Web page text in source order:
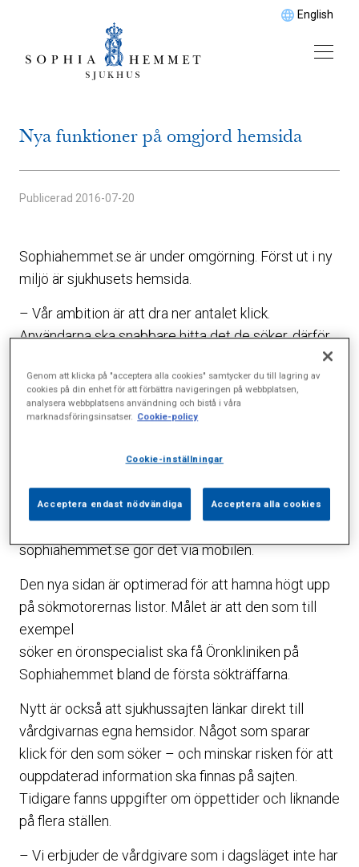
English
Nya funktioner på omgjord hemsida
Publicerad 2016-07-20
Sophiahemmet.se är under omgörning. Först ut i ny
miljö är sjukhusets hemsida.
– Vår ambition är att dra ner antalet klick.
Användarna ska snabbare hitta det de söker, därför
hitta din läkare och sök vård, säger Marina
Dyfverman, marknadschef för Sophiahemmet. Den
nya hemsidan är responsiv, det vill säga den
mobiltelefoner och på läsplattor, eftersom
sophiahemmet.se gör det via mobilen.
Den nya sidan är optimerad för att hamna högt upp
på sökmotorernas listor. Målet är att den som till
exempel
söker en öronspecialist ska få Öronkliniken på
Sophiahemmet bland de första sökträffarna.
Nytt är också att sjukhussajten länkar direkt till
vårdgivarnas egna hemsidor. Något som sparar
klick för den som söker – och minskar risken för att
ouppdaterad information ska finnas på sajten.
Tidigare fanns uppgifter om öppettider och liknande
på flera ställen.
– Vi erbjuder de vårdgivare som i dagsläget inte har
Genom att klicka på "acceptera alla cookies" samtycker du till lagring av
cookies på din enhet för att förbättra navigeringen på webbplatsen,
analysera webbplatsens användning och bistå i våra
marknadsföringsinsatser. Cookie-policy
Cookie-inställningar
Acceptera endast nödvändiga Acceptera alla cookies